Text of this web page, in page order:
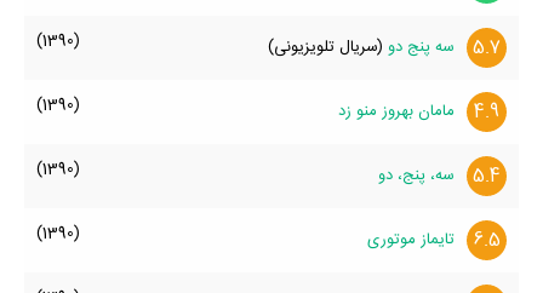
5.7 سه پنج دو (سریال تلویزیونی) (1390)
4.9 مامان بهروز منو زد (1390)
5.4 سه، پنج، دو (1390)
6.5 تایماز موتوری (1390)